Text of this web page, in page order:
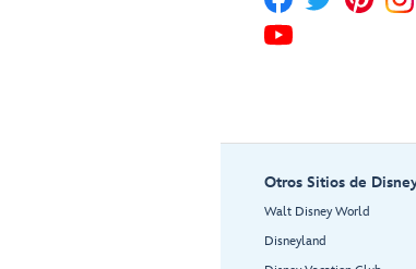
Otros Sitios de
Walt Disney World
Disneyland